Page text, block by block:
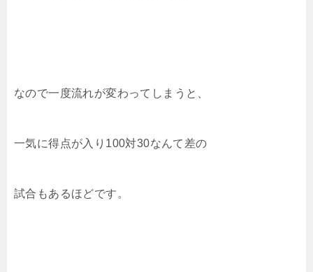
なので一度流れが変わってしまうと、
一気に得点が入り100対30なんて差の
試合もあるほどです。